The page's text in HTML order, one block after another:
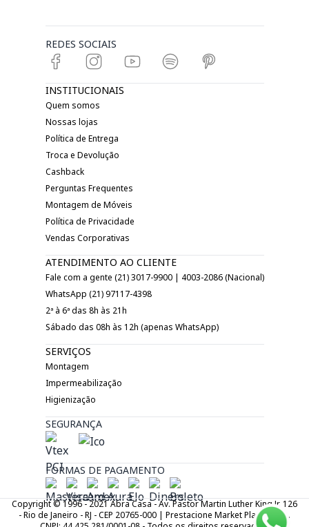
REDES SOCIAIS
INSTITUCIONAIS
Quem somos
Nossas lojas
Política de Entrega
Troca e Devolução
Cashback
Perguntas Frequentes
Montagem de Móveis
Política de Privacidade
Vendas Corporativas
ATENDIMENTO AO CLIENTE
Fale com a gente (21) 3017-9900 | 4003-2086 (Nacional)
WhatsApp (21) 97117-4398
2ª à 6ª das 8h às 21h
Sábado das 08h às 12h (apenas WhatsApp)
SERVIÇOS
Montagem
Impermeabilização
Higienização
SEGURANÇA
FORMAS DE PAGAMENTO
Copyright © 1996 - 2021 Abra Casa - Av. Pastor Martin Luther King Jr. 126
- Rio de Janeiro - RJ - CEP 20765-000 | Prestacione Market Place LTDA.